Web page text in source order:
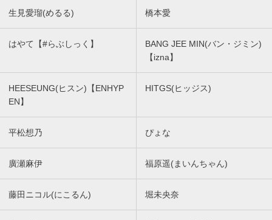
生見愛瑠(めるる) 橋本愛
はやて【#らぶしっく】
BANG JEE MIN(バン・ジミン)
【izna】
HEESEUNG(ヒスン)【ENHYP
EN】
HITGS(ヒッジス)
平松想乃 ぴょな
廣瀬麻伊 福原遥(まいんちゃん)
藤田ニコル(にこるん) 堀未央奈